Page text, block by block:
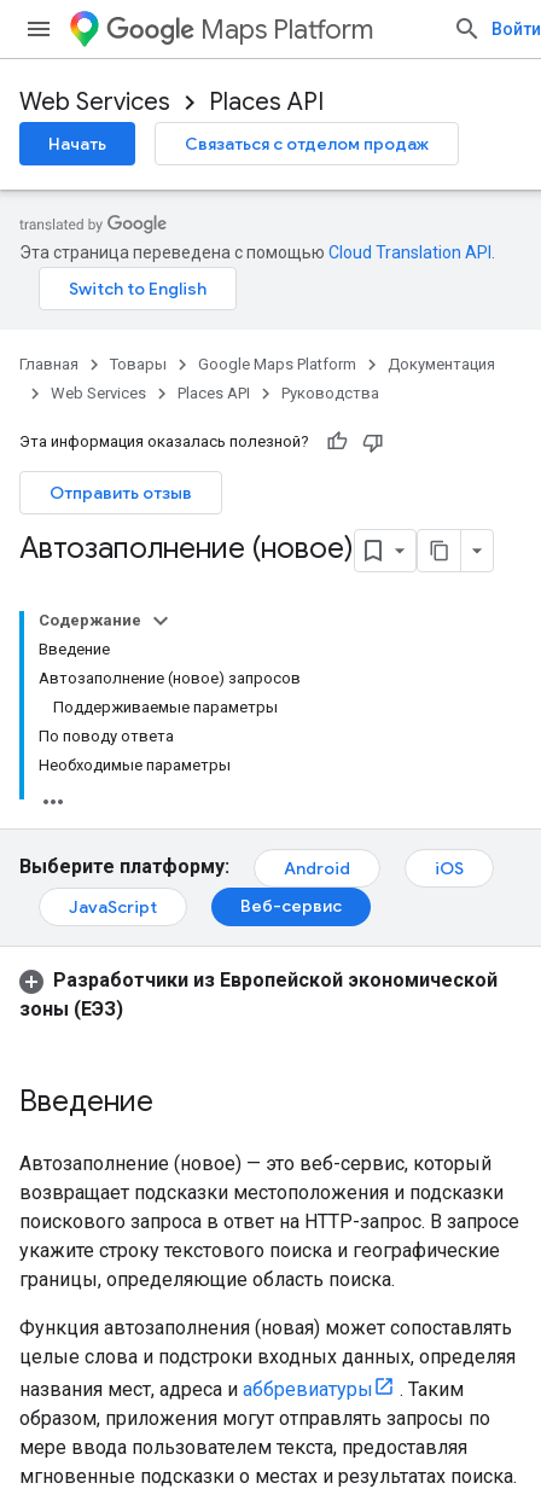
Maps Platform Войти
Web Services Places API
Начать Связаться с отделом продаж
Эта страница переведена с помощью Cloud Translation API
Главная Товары Google Maps Platform
Документация
Web Services
Places API Руководства
Эта информация оказалась полезной?
Отправить отзыв
Автозаполнение (новое)
Содержание
Введение
Автозаполнение (новое) запросов
Поддерживаемые параметры
По поводу ответа
Необходимые параметры
Выберите платформу: Android
iOS
JavaScript
Веб-сервис
Разработчики из Европейской экономической
зоны (ЕЭЗ)
Введение
Автозаполнение (новое) — это веб-сервис, который
возвращает подсказки местоположения и подсказки
поискового запроса в ответ на HTTP-запрос. В запросе
укажите строку текстового поиска и географические
границы, определяющие область поиска.
Функция автозаполнения (новая) может сопоставлять
целые слова и подстроки входных данных, определяя
названия мест, адреса и аббревиатуры
. Таким
образом, приложения могут отправлять запросы по
мере ввода пользователем текста, предоставляя
мгновенные подсказки о местах и ​​результатах поиска.